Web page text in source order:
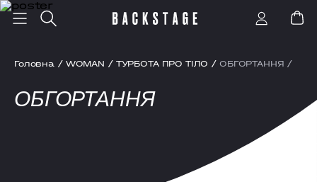
Головна / WOMAN / ТУРБОТА ПРО ТІЛО / ОБГОРТАННЯ /
ОБГОРТАННЯ